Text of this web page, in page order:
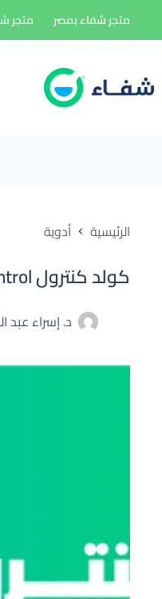
إلى
متجر شفاء بمصر متجر
الرئيسية أدوية
كولد كنترول cold control أقراص للبرد والأنفلونزا
د. إسراء عبد